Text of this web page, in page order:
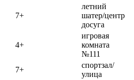
7+
летний
шатер/центр
досуга
4+
игровая
комната
№111
7+
спортзал/
улица